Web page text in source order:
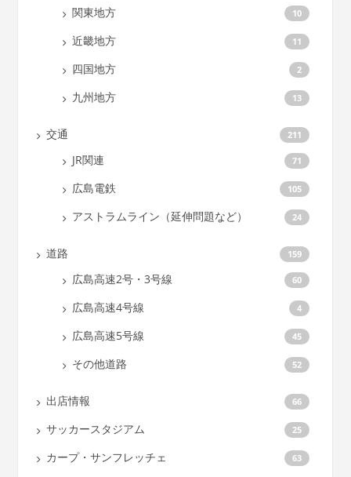
関東地方 10
近畿地方 11
四国地方 2
九州地方 13
交通 211
JR関連 71
広島電鉄 105
アストラムライン（延伸問題など） 24
道路 159
広島高速2号・3号線 60
広島高速4号線 4
広島高速5号線 45
その他道路 52
出店情報 66
サッカースタジアム 25
カープ・サンフレッチェ 63